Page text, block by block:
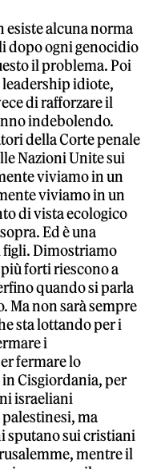
esiste alcuna norma
dopo ogni genocidio
il problema. Poi
idiote,
di rafforzare il
indebolendo.
della Corte penale
Nazioni Unite sui
viviamo in un
viviamo in un
di vista ecologico
Ed è una
figli. Dimostriamo
forti riescono a
quando si parla
Ma non sarà sempre
sta lottando per i
i
fermare lo
Cisgiordania, per
israeliani
ma
sputano sui cristiani
mentre il